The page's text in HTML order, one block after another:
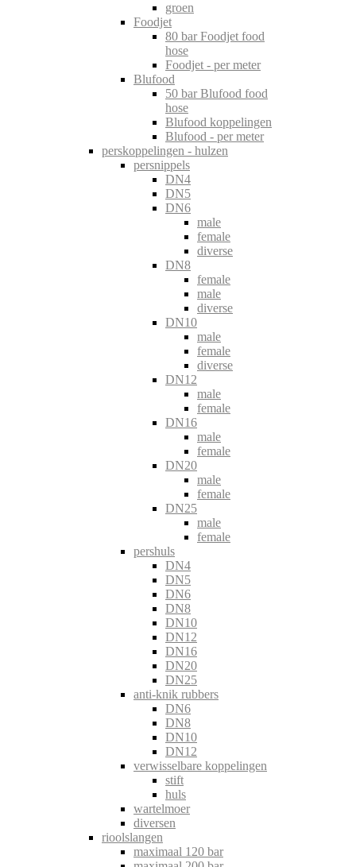
groen
Foodjet
80 bar Foodjet food
hose
Foodjet - per meter
Blufood
50 bar Blufood food
hose
Blufood koppelingen
Blufood - per meter
perskoppelingen - hulzen
persnippels
DN4
DN5
DN6
male
female
diverse
DN8
female
male
diverse
DN10
male
female
diverse
DN12
male
female
DN16
male
female
DN20
male
female
DN25
male
female
pershuls
DN4
DN5
DN6
DN8
DN10
DN12
DN16
DN20
DN25
anti-knik rubbers
DN6
DN8
DN10
DN12
verwisselbare koppelingen
stift
huls
wartelmoer
diversen
rioolslangen
maximaal 120 bar